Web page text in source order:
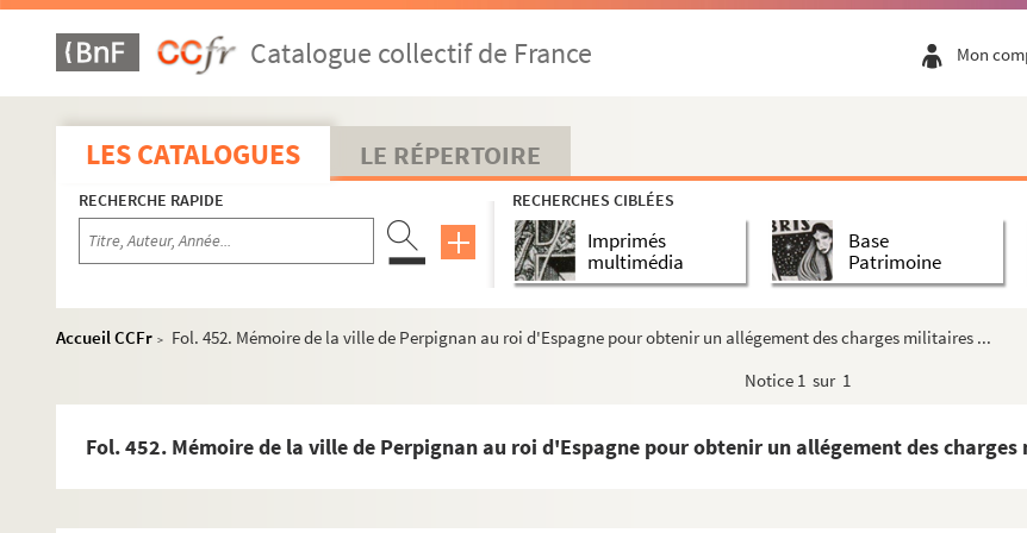
Catalogue collectif de France Mon
LES CATALOGUES LE RÉPERTOIRE
RECHERCHE RAPIDE RECHERCHES CIBLÉES
Imprimés
multimédia
Base
Patrimoine
Accueil CCFr >
Fol. 452. Mémoire de la ville de Perpignan au roi d'Espagne pour obtenir un allégement des charges militaires ...
Notice 1 sur 1
Fol. 452. Mémoire de la ville de Perpignan au roi d'Espagne pour obtenir un allégement des
Fol. 301. « Poincts considérables sur le redicquement des terres inundées proche la ville d'Anvers »
Fol. 305. « Description particulière du canal de Marianne, et du grand changement que le sable ou blanc de Mar...
Fol. 307. « Touchant le canal de Gravelinghe, commencé l'an 1637 », par « le s
Fol. 309. Mémoire concernant l'affranchissement de contribution envers les Hollandais des quartiers de Tirlemo...
Fol. 317. « Inventaire des vivres et provisions de bouche nécessaires pour équiper un vaisseau de cent hommes....
Fol. 325. « La verdadera longitud por mar y tierra, demonstrada... por Miguel Florencio van Langren... 1644 »
Fol. 331. « Heureuse campagne de l'an 1636 : prise de Corbie, secours de Dole, etc. »
Fol. 351. « Relacion verdadera de lo que ha passado en la villa de Terlimon... »